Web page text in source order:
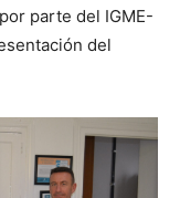
parte del IGME-
del